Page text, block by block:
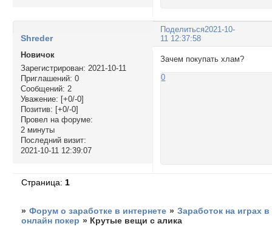
Поделиться2021-10-
11 12:37:58
Shreder
Новичок
Зарегистрирован: 2021-10-11
Приглашений: 0
Сообщений: 2
Уважение: [+0/-0]
Позитив: [+0/-0]
Провел на форуме:
2 минуты
Последний визит:
2021-10-11 12:39:07
Зачем покупать хлам?
0
Страница: 1
» Форум о заработке в интернете » Заработок на играх в
онлайн покер » Крутые вещи с алика